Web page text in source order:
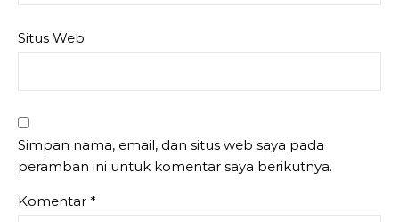
Situs Web
Simpan nama, email, dan situs web saya pada
peramban ini untuk komentar saya berikutnya.
Komentar *